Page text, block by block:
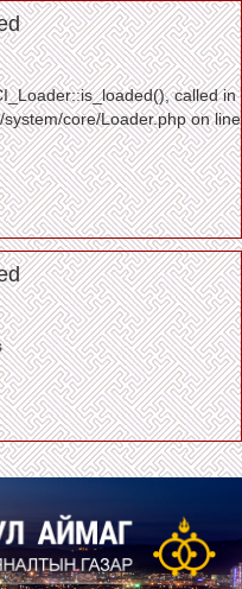
called in
core/Loader.php on line